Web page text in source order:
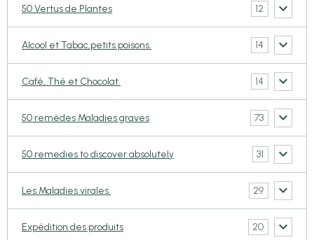
50 Vertus de Plantes 12
Alcool et Tabac,petits poisons. 14
Café, Thé et Chocolat. 14
50 remèdes Maladies graves 73
50 remedies to discover absolutely 31
Les Maladies virales. 29
Expédition des produits 20